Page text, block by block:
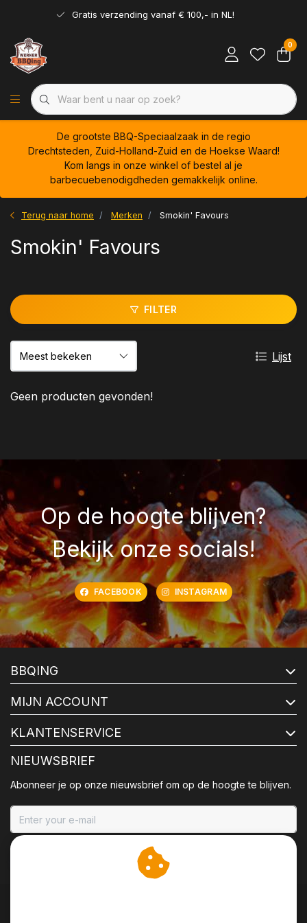
Gratis verzending vanaf € 100,- in NL!
0
De grootste BBQ-Speciaalzaak in de regio
Drechtsteden, Zuid-Holland-Zuid en de Hoekse Waard!
Kom langs in onze winkel of bestel al je
barbecuebenodigdheden gemakkelijk online.
Terug naar home Merken Smokin' Favours
Smokin' Favours
FILTER
Lijst
Geen producten gevonden!
Op de hoogte blijven?
Bekijk onze socials!
FACEBOOK INSTAGRAM
BBQING
MIJN ACCOUNT
KLANTENSERVICE
NIEUWSBRIEF
Abonneer je op onze nieuwsbrief om op de hoogte te blijven.